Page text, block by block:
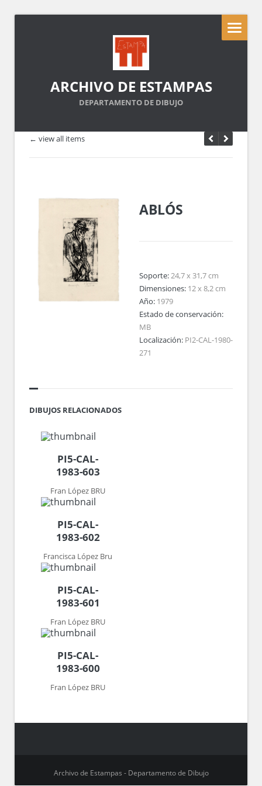
ARCHIVO DE ESTAMPAS
DEPARTAMENTO DE DIBUJO
← view all items
ABLÓS
Soporte:24,7 x 31,7 cm
Dimensiones: 12 x 8,2 cm
Año: 1979
Estado de conservación:
MB
Localización: PI2-CAL-1980-
271
DIBUJOS RELACIONADOS
PI5-CAL-
1983-603
Fran López BRU
PI5-CAL-
1983-602
Francisca López Bru
PI5-CAL-
1983-601
Fran López BRU
PI5-CAL-
1983-600
Fran López BRU
Archivo de Estampas - Departamento de Dibujo